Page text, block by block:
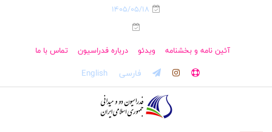
1405/05/18
آئین نامه و بخشنامه ویدئو درباره فدراسیون تماس با ما
فارسی English